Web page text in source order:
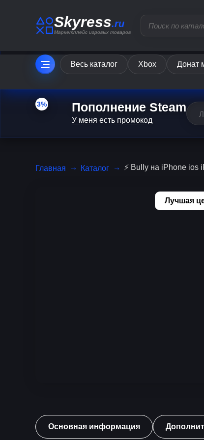
Skyress.ru
Маркетплейс игровых товаров
Весь каталог Xbox Донат
3% Пополнение Steam
У меня есть промокод
Главная Каталог ⚡️ Bully на iPhone
Лучшая
Основная информация